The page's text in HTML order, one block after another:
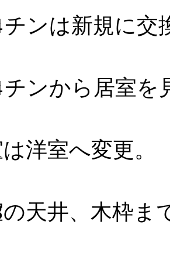
ンは新規に交
ンから居室を
洋室へ変更。
天井、木枠ま